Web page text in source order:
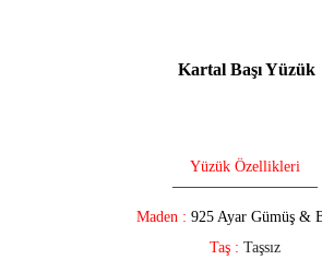
Kartal Başı Yüzük
Yüzük Özellikleri
—————————–
Maden : 925 Ayar Gümüş &
Taş : Taşsız